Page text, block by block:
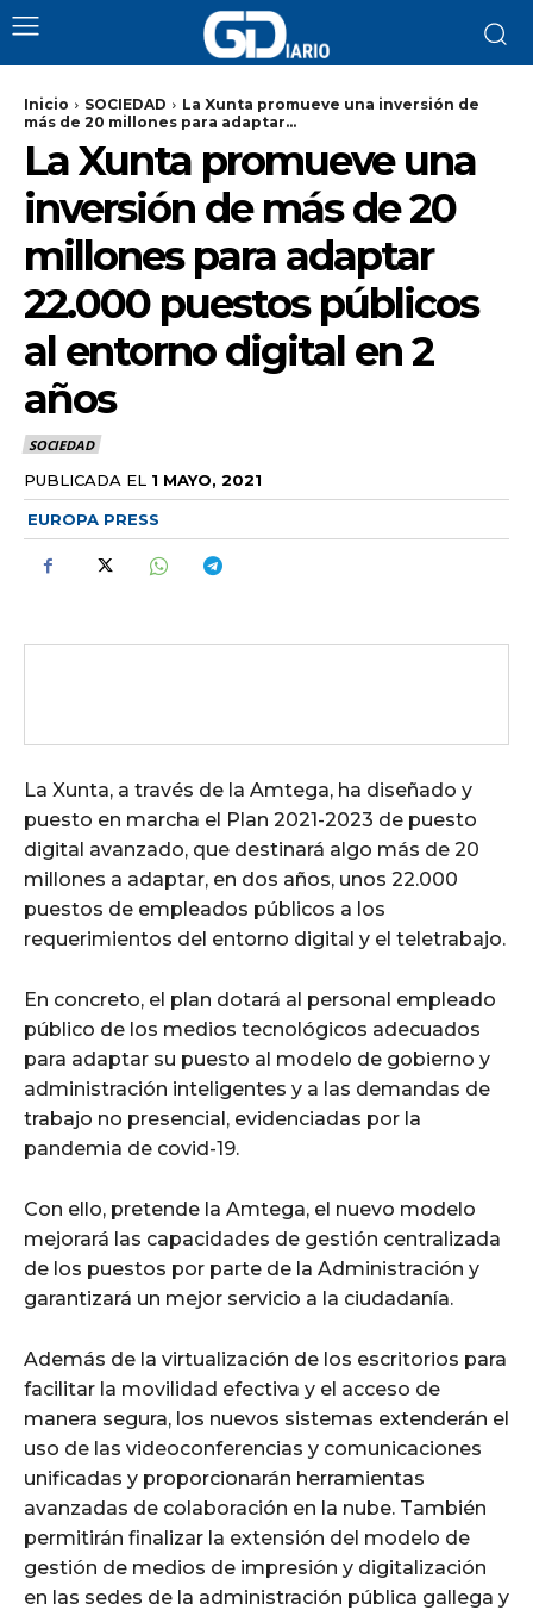
Inicio SOCIEDAD
La Xunta promueve una inversión de
más de 20 millones para adaptar...
La Xunta promueve una
inversión de más de 20
millones para adaptar
22.000 puestos públicos
al entorno digital en 2
años
SOCIEDAD
PUBLICADA EL 1 MAYO, 2021
EUROPA PRESS
La Xunta, a través de la Amtega, ha diseñado y
puesto en marcha el Plan 2021-2023 de puesto
digital avanzado, que destinará algo más de 20
millones a adaptar, en dos años, unos 22.000
puestos de empleados públicos a los
requerimientos del entorno digital y el teletrabajo.
En concreto, el plan dotará al personal empleado
público de los medios tecnológicos adecuados
para adaptar su puesto al modelo de gobierno y
administración inteligentes y a las demandas de
trabajo no presencial, evidenciadas por la
pandemia de covid-19.
Con ello, pretende la Amtega, el nuevo modelo
mejorará las capacidades de gestión centralizada
de los puestos por parte de la Administración y
garantizará un mejor servicio a la ciudadanía.
Además de la virtualización de los escritorios para
facilitar la movilidad efectiva y el acceso de
manera segura, los nuevos sistemas extenderán el
uso de las videoconferencias y comunicaciones
unificadas y proporcionarán herramientas
avanzadas de colaboración en la nube. También
permitirán finalizar la extensión del modelo de
gestión de medios de impresión y digitalización
en las sedes de la administración pública gallega y